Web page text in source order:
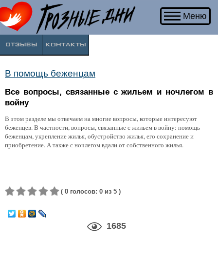
Если
Вы
соприкоснулись
с
хотите
поделиться
своим
опытом
мыслями,
напишите
нам.
Меню
В помощь беженцам
Все вопросы, связанные с жильем и ночлегом в
войну
В этом разделе мы отвечаем на многие вопросы, которые интересуют
беженцев. В частности, вопросы, связанные с жильем в войну: помощь
беженцам, укрепление жилья, обустройство жилья, его сохранение и
приобретение. А также с ночлегом вдали от собственного жилья.
( 0 голосов: 0 из 5 )
1685